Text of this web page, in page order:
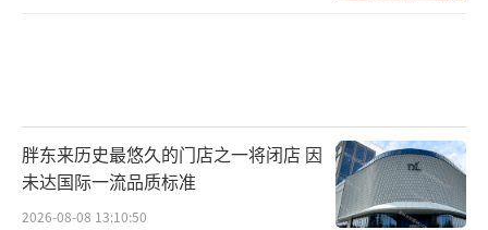
胖东来历史最悠久的门店之一将闭店 因
未达国际一流品质标准
2026-08-08 13:10:50